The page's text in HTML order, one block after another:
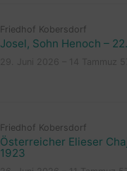
Friedhof Kobersdorf
Josel, Sohn Henoch –
Friedhof Kobersdorf
Österreicher Elieser
1923